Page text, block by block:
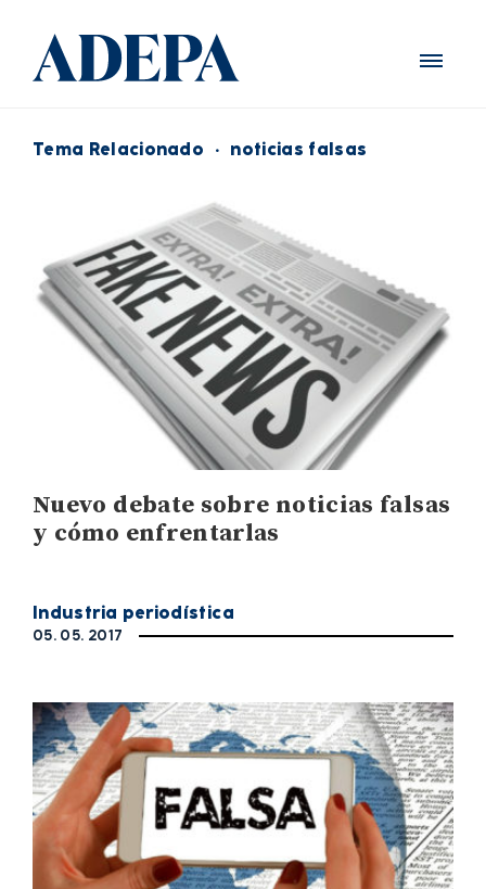
Tema Relacionado · noticias falsas
Nuevo debate sobre noticias falsas
y cómo enfrentarlas
Industria periodística
05. 05. 2017